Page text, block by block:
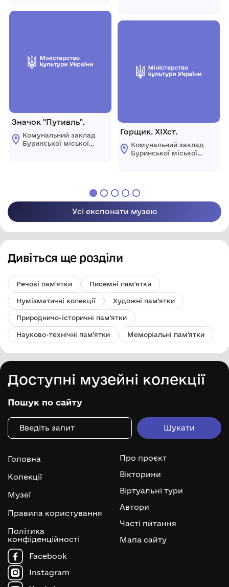
імені Павла Попова"
Значок "Путивль".
Комунальний заклад
Буринської міської
імені Павла Попова"
Горщик. ХІХст.
Комунальний заклад
Буринської міської
Усі експонати музею
Дивіться ще розділи
Речові пам'ятки Писемні пам'ятки
Нумізматичні колекції Художні пам'ятки
Природничо-історичні пам'ятки
Науково-технічні пам'ятки Меморіальні пам'ятки
Доступні музейні колекції
Пошук по сайту
Головна
Колекції
Музеї
Правила користування
Політика
конфіденційності
Про проєкт
Вікторини
Віртуальні тури
Автори
Часті питання
Мапа сайту
Facebook
Instagram